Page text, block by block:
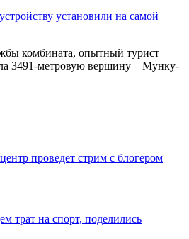
установили на самой
комбината, опытный турист
3491-метровую вершину – Мунку-
проведет стрим с блогером
трат на спорт, поделились